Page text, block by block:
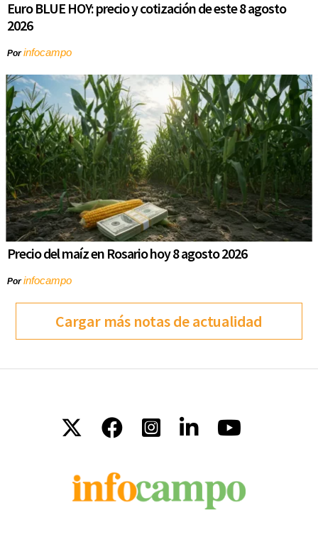
Euro BLUE HOY: precio y cotización de este 8 agosto
2026
Porinfocampo
Precio del maíz en Rosario hoy 8 agosto 2026
Porinfocampo
Cargar más notas de actualidad